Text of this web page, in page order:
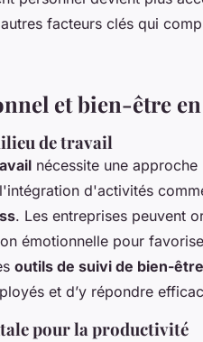
facteurs clés qui
et bien-être
de travail
nécessite une
d'activités
. Les entreprises peuvent
émotionnelle pour
outils de suivi de bien-être
et d’y répondre
pour la productivité